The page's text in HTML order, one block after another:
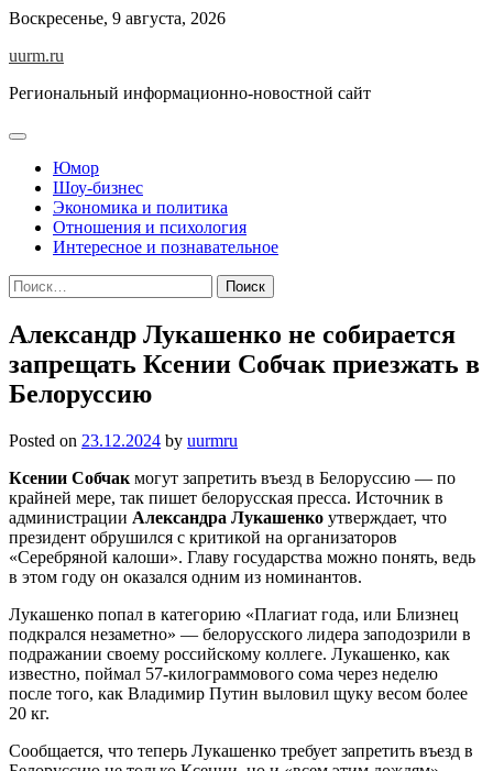
Skip
content
Воскресенье, 9 августа, 2026
uurm.ru
Региональный информационно-новостной сайт
Юмор
Шоу-бизнес
Экономика и политика
Отношения и психология
Интересное и познавательное
Найти:
Александр Лукашенко не собирается
запрещать Ксении Собчак приезжать в
Белоруссию
Posted on 23.12.2024 by uurmru
Ксении Собчак могут запретить въезд в Белоруссию — по
крайней мере, так пишет белорусская пресса. Источник в
администрации Александра Лукашенко утверждает, что
президент обрушился с критикой на организаторов
«Серебряной калоши». Главу государства можно понять, ведь
в этом году он оказался одним из номинантов.
Лукашенко попал в категорию «Плагиат года, или Близнец
подкрался незаметно» — белорусского лидера заподозрили в
подражании своему российскому коллеге. Лукашенко, как
известно, поймал 57-килограммового сома через неделю
после того, как Владимир Путин выловил щуку весом более
20 кг.
Сообщается, что теперь Лукашенко требует запретить въезд в